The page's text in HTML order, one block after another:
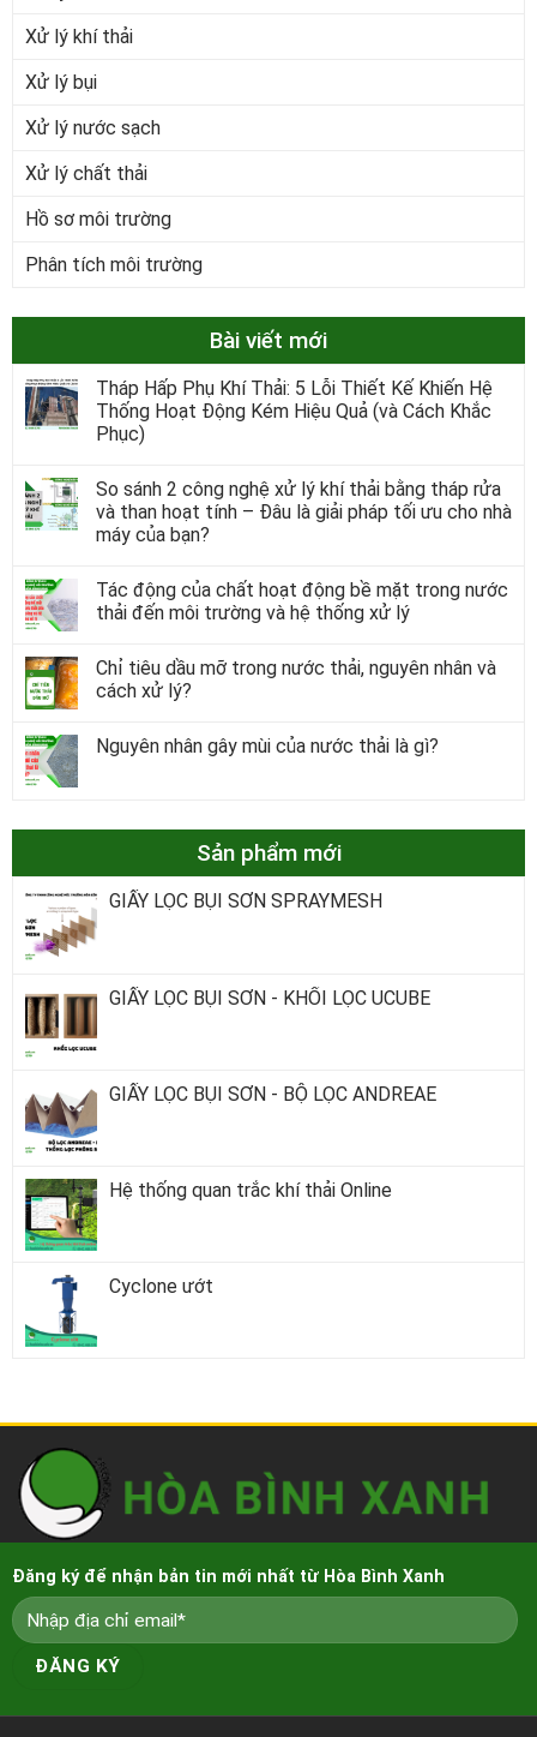
Xử lý khí thải
Xử lý bụi
Xử lý nước sạch
Xử lý chất thải
Hồ sơ môi trường
Phân tích môi trường
Bài viết mới
Tháp Hấp Phụ Khí Thải: 5 Lỗi Thiết Kế Khiến Hệ
Thống Hoạt Động Kém Hiệu Quả (và Cách Khắc
Phục)
So sánh 2 công nghệ xử lý khí thải bằng tháp rửa
và than hoạt tính – Đâu là giải pháp tối ưu cho nhà
máy của bạn?
Tác động của chất hoạt động bề mặt trong nước
thải đến môi trường và hệ thống xử lý
Chỉ tiêu dầu mỡ trong nước thải, nguyên nhân và
cách xử lý?
Nguyên nhân gây mùi của nước thải là gì?
Sản phẩm mới
GIẤY LỌC BỤI SƠN SPRAYMESH
GIẤY LỌC BỤI SƠN - KHỐI LỌC UCUBE
GIẤY LỌC BỤI SƠN - BỘ LỌC ANDREAE
Hệ thống quan trắc khí thải Online
Cyclone ướt
Đăng ký để nhận bản tin mới nhất từ Hòa Bình Xanh